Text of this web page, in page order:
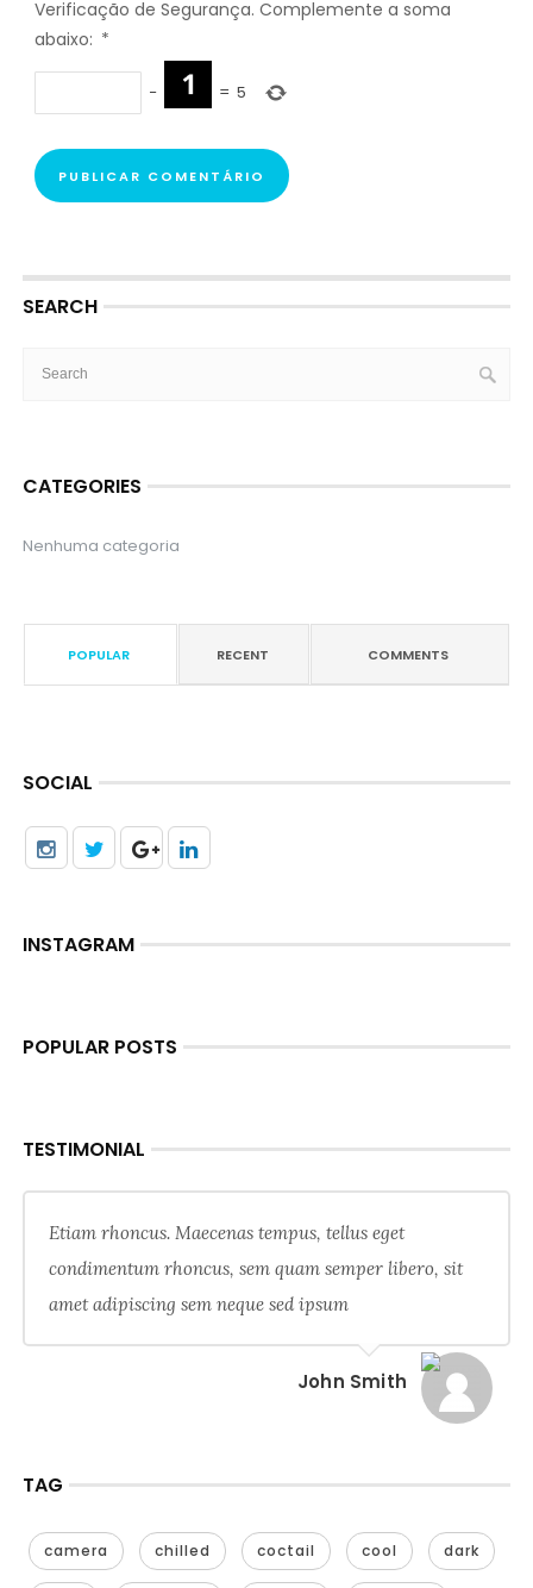
Verificação de Segurança. Complemente a soma
abaixo: *
− = 5
SEARCH
CATEGORIES
Nenhuma categoria
POPULAR RECENT COMMENTS
SOCIAL
INSTAGRAM
POPULAR POSTS
TESTIMONIAL
Etiam rhoncus. Maecenas tempus, tellus eget
condimentum rhoncus, sem quam semper libero, sit
amet adipiscing sem neque sed ipsum
John Smith
TAG
camera chilled coctail cool dark